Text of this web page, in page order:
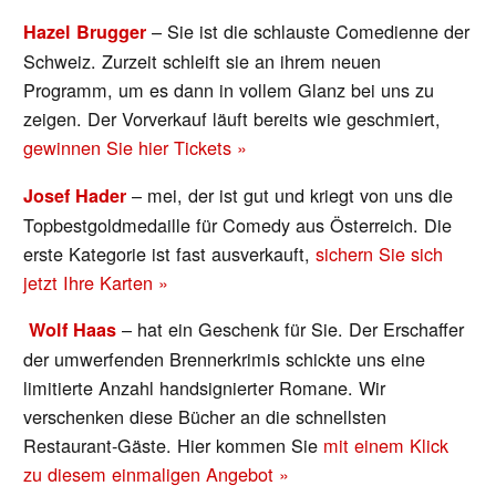
Hazel Brugger – Sie ist die schlauste Comedienne der
Schweiz. Zurzeit schleift sie an ihrem neuen
Programm, um es dann in vollem Glanz bei uns zu
zeigen. Der Vorverkauf läuft bereits wie geschmiert,
gewinnen Sie hier Tickets »
Josef Hader – mei, der ist gut und kriegt von uns die
Topbestgoldmedaille für Comedy aus Österreich. Die
erste Kategorie ist fast ausverkauft,sichern Sie sich
jetzt Ihre Karten »
Wolf Haas – hat ein Geschenk für Sie. Der Erschaffer
der umwerfenden Brennerkrimis schickte uns eine
limitierte Anzahl handsignierter Romane. Wir
verschenken diese Bücher an die schnellsten
Restaurant-Gäste. Hier kommen Sie mit einem Klick
zu diesem einmaligen Angebot »